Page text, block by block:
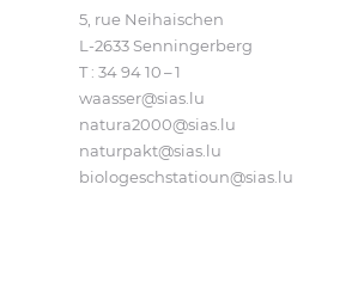
5, rue Neihaischen
L‑2633 Senningerberg
T : 34 94 10 – 1
waasser@​sias.​lu
natura2000@​sias.​lu
naturpakt@​sias.​lu
biologeschstatioun@​sias.​lu